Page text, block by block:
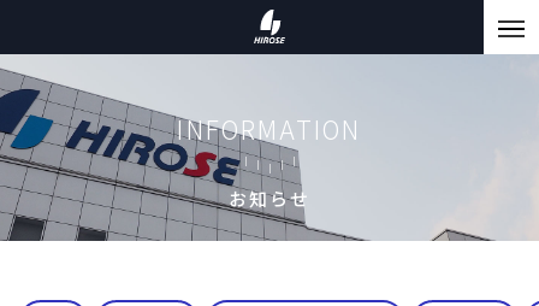
INFORMATION
お知らせ